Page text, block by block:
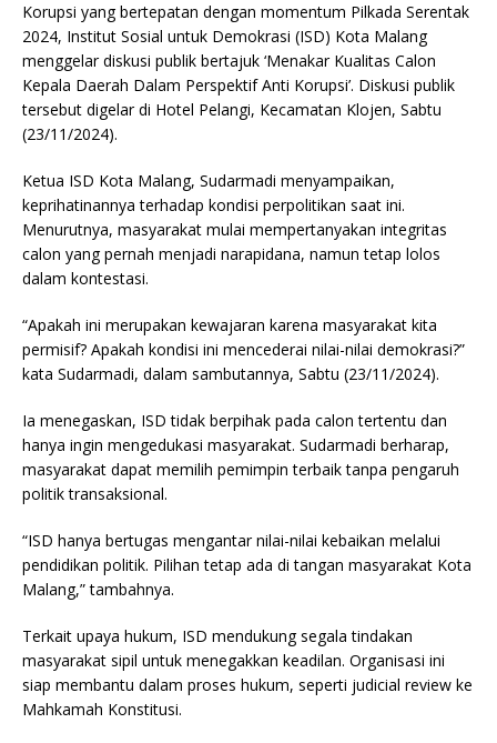
Korupsi yang bertepatan dengan momentum Pilkada Serentak
2024, Institut Sosial untuk Demokrasi (ISD) Kota Malang
menggelar diskusi publik bertajuk ‘Menakar Kualitas Calon
Kepala Daerah Dalam Perspektif Anti Korupsi’. Diskusi publik
tersebut digelar di Hotel Pelangi, Kecamatan Klojen, Sabtu
(23/11/2024).
Ketua ISD Kota Malang, Sudarmadi menyampaikan,
keprihatinannya terhadap kondisi perpolitikan saat ini.
Menurutnya, masyarakat mulai mempertanyakan integritas
calon yang pernah menjadi narapidana, namun tetap lolos
dalam kontestasi.
“Apakah ini merupakan kewajaran karena masyarakat kita
permisif? Apakah kondisi ini mencederai nilai-nilai demokrasi?”
kata Sudarmadi, dalam sambutannya, Sabtu (23/11/2024).
Ia menegaskan, ISD tidak berpihak pada calon tertentu dan
hanya ingin mengedukasi masyarakat. Sudarmadi berharap,
masyarakat dapat memilih pemimpin terbaik tanpa pengaruh
politik transaksional.
“ISD hanya bertugas mengantar nilai-nilai kebaikan melalui
pendidikan politik. Pilihan tetap ada di tangan masyarakat Kota
Malang,” tambahnya.
Terkait upaya hukum, ISD mendukung segala tindakan
masyarakat sipil untuk menegakkan keadilan. Organisasi ini
siap membantu dalam proses hukum, seperti judicial review ke
Mahkamah Konstitusi.